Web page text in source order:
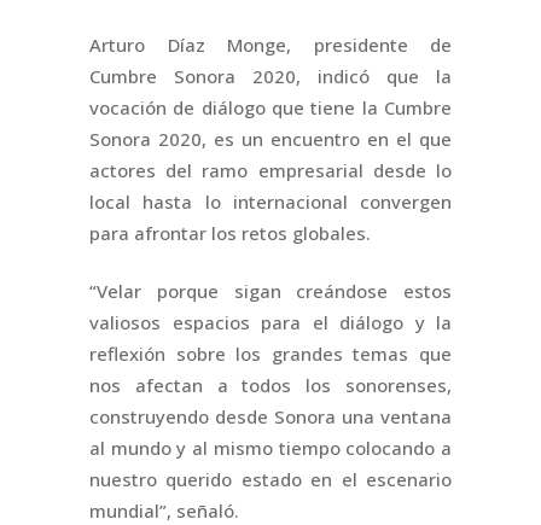
Arturo Díaz Monge, presidente de
Cumbre Sonora 2020, indicó que la
vocación de diálogo que tiene la Cumbre
Sonora 2020, es un encuentro en el que
actores del ramo empresarial desde lo
local hasta lo internacional convergen
para afrontar los retos globales.
“Velar porque sigan creándose estos
valiosos espacios para el diálogo y la
reflexión sobre los grandes temas que
nos afectan a todos los sonorenses,
construyendo desde Sonora una ventana
al mundo y al mismo tiempo colocando a
nuestro querido estado en el escenario
mundial”, señaló.